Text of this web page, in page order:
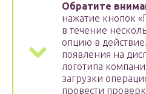
Обратите
нажатие кнопок
в течение
опцию в
появления на
логотипа
загрузки
провести